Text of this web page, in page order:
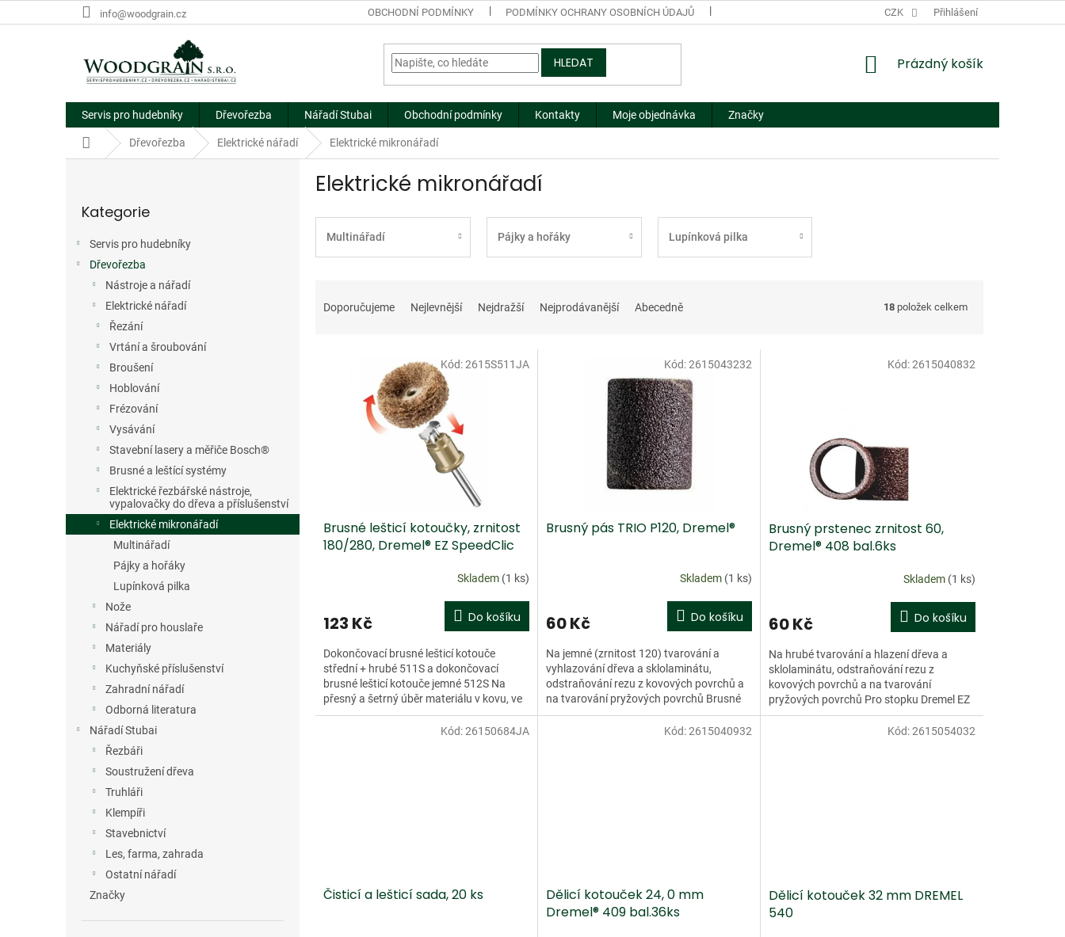
na
info@woodgrain.cz OBCHODNÍ PODMÍNKY PODMÍNKY OCHRANY OSOBNÍCH ÚDAJŮ NÁHRADNÍ PLNĚNÍ
CZK Přihlášení
HLEDAT
NÁKUPNÍ
Prázdný košík
Servis pro hudebníky Dřevořezba Nářadí Stubai Obchodní podmínky Kontakty Moje objednávka Značky
Domů Dřevořezba Elektrické nářadí Elektrické mikronářadí
kategorie
Kategorie
Servis pro hudebníky
Dřevořezba
Nástroje a nářadí
Elektrické nářadí
Řezání
Vrtání a šroubování
Broušení
Hoblování
Frézování
Vysávání
Stavební lasery a měřiče Bosch®
Brusné a leštící systémy
Elektrické řezbářské nástroje,
vypalovačky do dřeva a příslušenství
Elektrické mikronářadí
Multinářadí
Pájky a hořáky
Lupínková pilka
Nože
Nářadí pro houslaře
Materiály
Kuchyňské příslušenství
Zahradní nářadí
Odborná literatura
Nářadí Stubai
Řezbáři
Soustružení dřeva
Truhláři
Klempíři
Stavebnictví
Les, farma, zahrada
Ostatní nářadí
Značky
Elektrické mikronářadí
Multinářadí Pájky a hořáky Lupínková pilka
aDoporučujeme Nejlevnější Nejdražší Nejprodávanější Abecedně 18 položek celkem
Brusné lešticí kotoučky, zrnitost
180/280, Dremel® EZ SpeedClic
Skladem (1 ks)
123 Kč Do košíku
Dokončovací brusné lešticí kotouče
střední + hrubé 511S a dokončovací
brusné lešticí kotouče jemné 512S Na
přesný a šetrný úběr materiálu v kovu, ve
skle, ve dřevě a...
Kód:2615S511JA
Brusný pás TRIO P120, Dremel®
Skladem (1 ks)
60 Kč Do košíku
Na jemné (zrnitost 120) tvarování a
vyhlazování dřeva a sklolaminátu,
odstraňování rezu z kovových povrchů a
na tvarování pryžových povrchů Brusné
pásy se snadno vyměňují...
Kód:2615043232
Brusný prstenec zrnitost 60,
Dremel® 408 bal.6ks
Skladem (1 ks)
60 Kč Do košíku
Na hrubé tvarování a hlazení dřeva a
sklolaminátu, odstraňování rezu z
kovových povrchů a na tvarování
pryžových povrchů Pro stopku Dremel EZ
SpeedClic SC407
Kód:2615040832
Čisticí a lešticí sada, 20 ks
Kód:26150684JA
Dělicí kotouček 24, 0 mm
Dremel® 409 bal.36ks
Kód:2615040932
Dělicí kotouček 32 mm DREMEL
540
Kód:2615054032